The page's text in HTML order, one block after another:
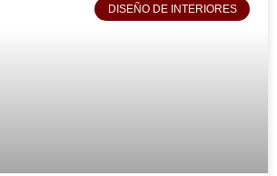
DISEÑO DE INTERIORES